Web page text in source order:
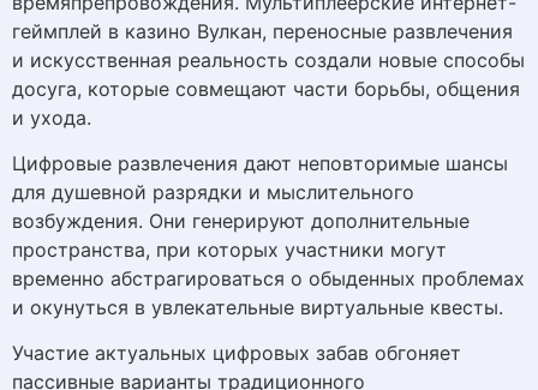
геймплей в казино Вулкан, переносные развлечения
и искусственная реальность создали новые способы
досуга, которые совмещают части борьбы, общения
и ухода.
Цифровые развлечения дают неповторимые шансы
для душевной разрядки и мыслительного
возбуждения. Они генерируют дополнительные
пространства, при которых участники могут
временно абстрагироваться о обыденных проблемах
и окунуться в увлекательные виртуальные квесты.
Участие актуальных цифровых забав обгоняет
пассивные варианты традиционного